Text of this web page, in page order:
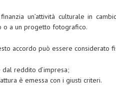
un’attività culturale in
o a un progetto fotografico.
accordo può essere considerato
reddito d’impresa;
è emessa con i giusti criteri.